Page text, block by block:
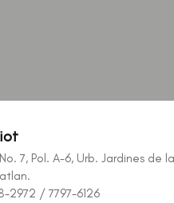
7, Pol. A-6, Urb. Jardines de
2972 / 7797-6126